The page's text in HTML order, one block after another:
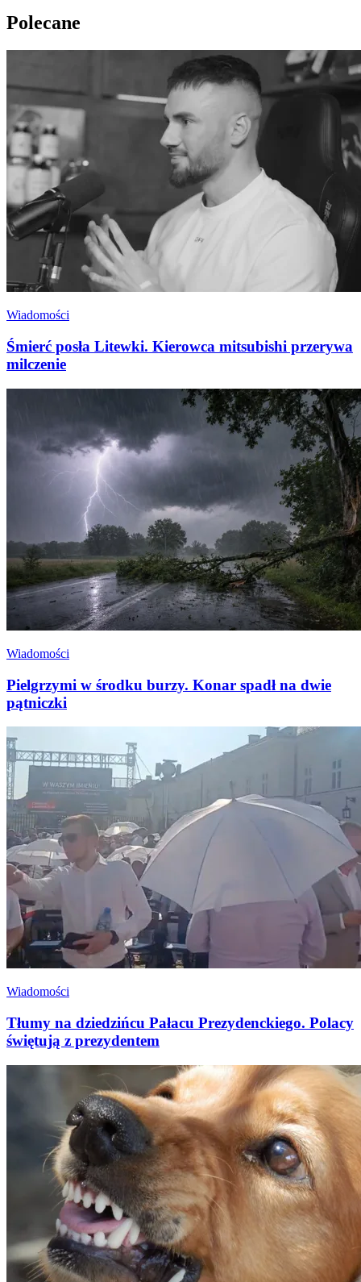
Polecane
Wiadomości
Śmierć posła Litewki. Kierowca mitsubishi przerywa
milczenie
Wiadomości
Pielgrzymi w środku burzy. Konar spadł na dwie
pątniczki
Wiadomości
Tłumy na dziedzińcu Pałacu Prezydenckiego. Polacy
świętują z prezydentem